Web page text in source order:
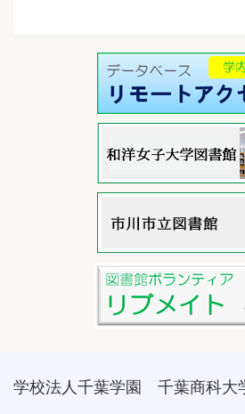
学校法人千葉学園 千葉商科大